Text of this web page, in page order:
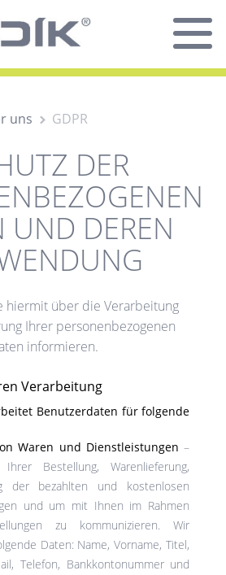
uns GDPR
DER
UND DEREN
hiermit über die Verarbeitung
Ihrer personenbezogenen
informieren.
Verarbeitung
Benutzerdaten für folgende
Waren und Dienstleistungen –
Ihrer Bestellung, Warenlieferung,
der bezahlten und kostenlosen
und um mit Ihnen im Rahmen
zu kommunizieren. Wir
Daten: Name, Vorname, Titel,
Telefon, Bankkontonummer und